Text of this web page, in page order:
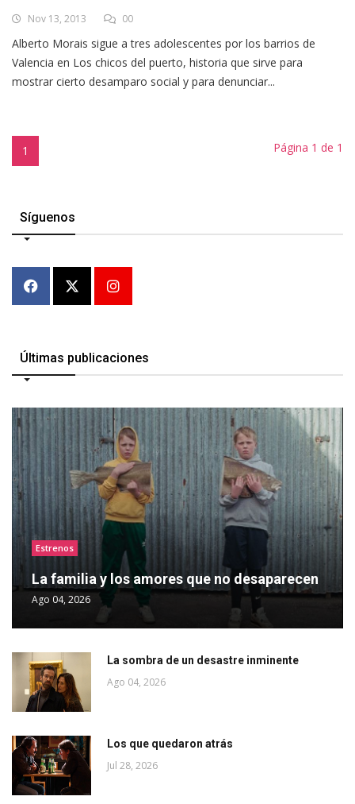
Nov 13, 2013 00
Alberto Morais sigue a tres adolescentes por los barrios de
Valencia en Los chicos del puerto, historia que sirve para
mostrar cierto desamparo social y para denunciar...
1 Página 1 de 1
Síguenos
Últimas publicaciones
Estrenos
La familia y los amores que no desaparecen
Ago 04, 2026
La sombra de un desastre inminente
Ago 04, 2026
Los que quedaron atrás
Jul 28, 2026